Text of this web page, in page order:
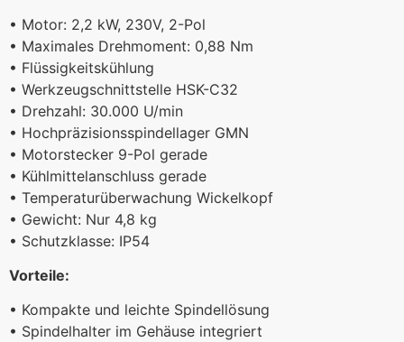
• Motor: 2,2 kW, 230V, 2-Pol
• Maximales Drehmoment: 0,88 Nm
• Flüssigkeitskühlung
• Werkzeugschnittstelle HSK-C32
• Drehzahl: 30.000 U/min
• Hochpräzisionsspindellager GMN
• Motorstecker 9-Pol gerade
• Kühlmittelanschluss gerade
• Temperaturüberwachung Wickelkopf
• Gewicht: Nur 4,8 kg
• Schutzklasse: IP54
Vorteile:
• Kompakte und leichte Spindellösung
• Spindelhalter im Gehäuse integriert